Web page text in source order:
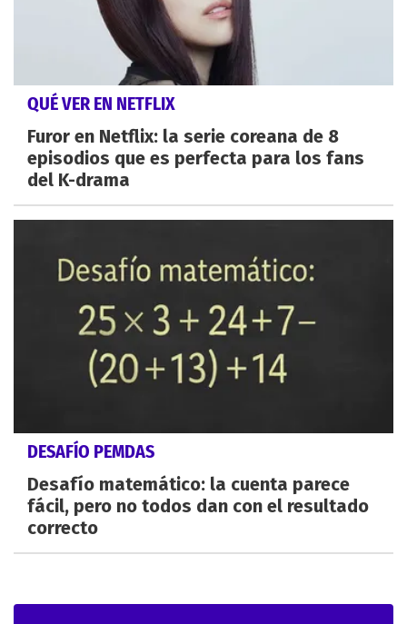
QUÉ VER EN NETFLIX
Furor en Netflix: la serie coreana de 8
episodios que es perfecta para los fans
del K-drama
DESAFÍO PEMDAS
Desafío matemático: la cuenta parece
fácil, pero no todos dan con el resultado
correcto